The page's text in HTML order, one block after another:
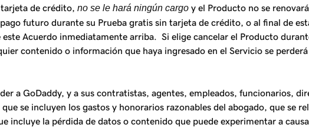
de crédito, no se le hará ningún cargo y el Producto no se
futuro durante su Prueba gratis sin tarjeta de crédito, o al final de
Acuerdo inmediatamente arriba. Si elige cancelar el Producto
contenido o información que haya ingresado en el Servicio se
a GoDaddy, y a sus contratistas, agentes, empleados, funcionarios,
se incluyen los gastos y honorarios razonables del abogado, que se
incluye la pérdida de datos o contenido que puede experimentar a